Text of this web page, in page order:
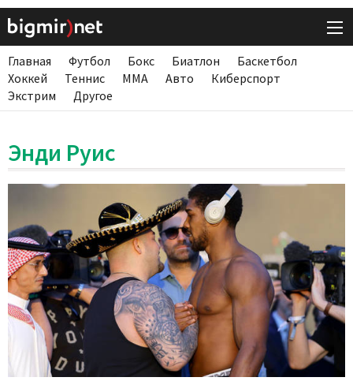
Главная Футбол Бокс Биатлон
Баскетбол
Хоккей
Теннис ММА Авто
Киберспорт
Экстрим
Другое
Энди Руис